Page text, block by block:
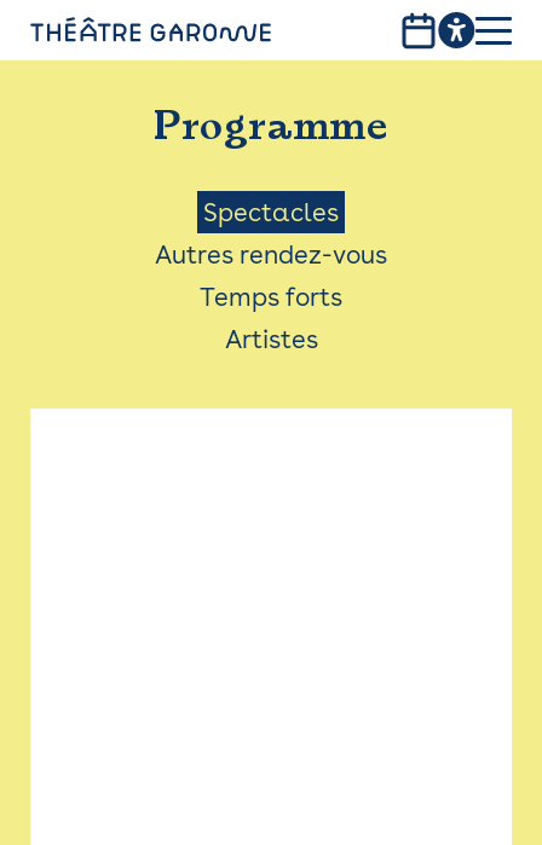
PROGRAMME
INFOS PRATIQUES
AVEC LES PUBLICS
ACCESSIBILITÉ
LES PRODUCTIONS
Programme
Menu
Saison
Spectacles
Autres rendez-vous
Temps forts
Artistes